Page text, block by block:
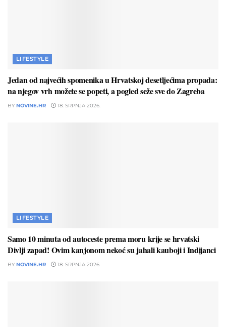
LIFESTYLE
Jedan od najvećih spomenika u Hrvatskoj desetljećima propada:
na njegov vrh možete se popeti, a pogled seže sve do Zagreba
BY NOVINE.HR 18. SRPNJA 2026.
LIFESTYLE
Samo 10 minuta od autoceste prema moru krije se hrvatski
Divlji zapad! Ovim kanjonom nekoć su jahali kauboji i Indijanci
BY NOVINE.HR 18. SRPNJA 2026.